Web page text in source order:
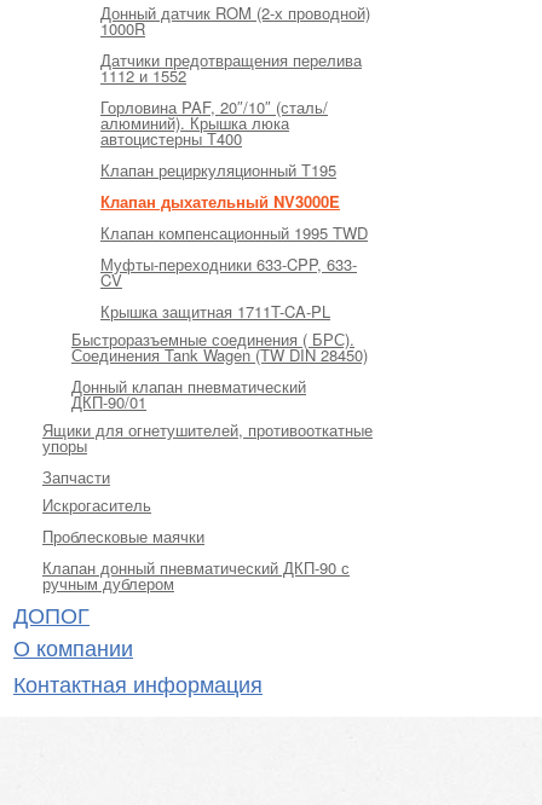
Донный датчик ROM (2-х проводной)
1000R
Датчики предотвращения перелива
1112 и 1552
Горловина PAF, 20″/10″ (сталь/
алюминий). Крышка люка
автоцистерны Т400
Клапан рециркуляционный Т195
Клапан дыхательный NV3000E
Клапан компенсационный 1995 TWD
Муфты-переходники 633-CPP, 633-
CV
Крышка защитная 1711T-CA-PL
Быстроразъемные соединения ( БРС).
Соединения Tank Wagen (TW DIN 28450)
Донный клапан пневматический
ДКП-90/01
Ящики для огнетушителей, противооткатные
упоры
Запчасти
Искрогаситель
Проблесковые маячки
Клапан донный пневматический ДКП-90 с
ручным дублером
ДОПОГ
О компании
Контактная информация